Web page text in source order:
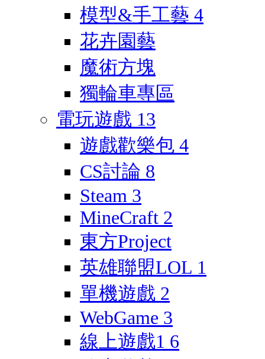
模型&手工藝 4
花卉園藝
魔術方塊
獨輪車專區
電玩遊戲 13
遊戲歡樂包 4
CS討論 8
Steam 3
MineCraft 2
東方Project
英雄聯盟LOL 1
單機遊戲 2
WebGame 3
線上遊戲1 6